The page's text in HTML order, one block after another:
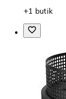
+1 butik